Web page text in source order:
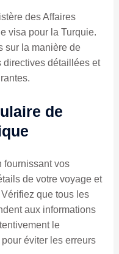
des Affaires
visa pour la Turquie.
sur la manière de
directives détaillées et
de
fournissant vos
de votre voyage et
que tous les
aux informations
le
éviter les erreurs